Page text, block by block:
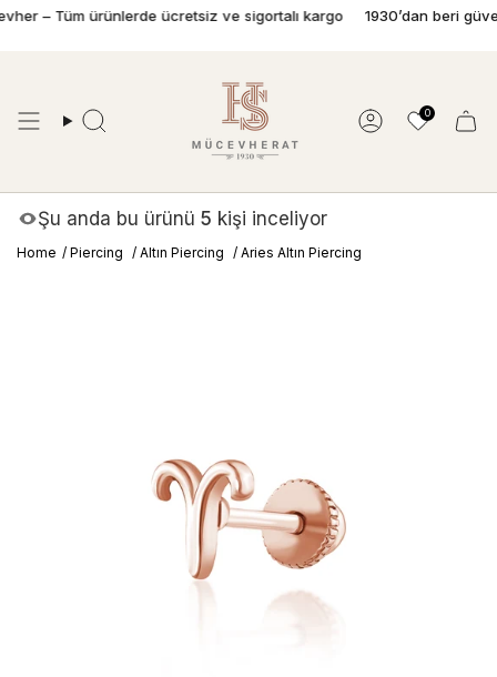
İçeriğe
Ara Hesap
0
– Tüm ürünlerde ücretsiz ve sigortalı kargo 1930’dan beri
Şu anda bu ürünü 5 kişi inceliyor
Home / Piercing / Altın Piercing / Aries Altın Piercing